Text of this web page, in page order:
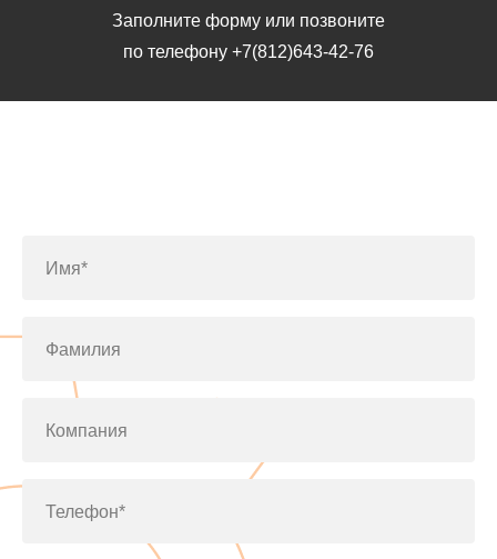
Заполните форму или позвоните
по телефону +7(812)643-42-76
Имя*
Фамилия
Компания
Телефон*